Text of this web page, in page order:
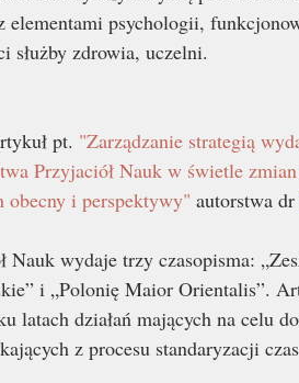
elementami psychologii,
służby zdrowia, uczelni.
pt. "Zarządzanie strategią
Przyjaciół Nauk w świetle
obecny i perspektywy" autorstwa dr
Nauk wydaje trzy czasopisma:
i „Polonię Maior Orientalis”.
latach działań mających na celu
z procesu standaryzacji